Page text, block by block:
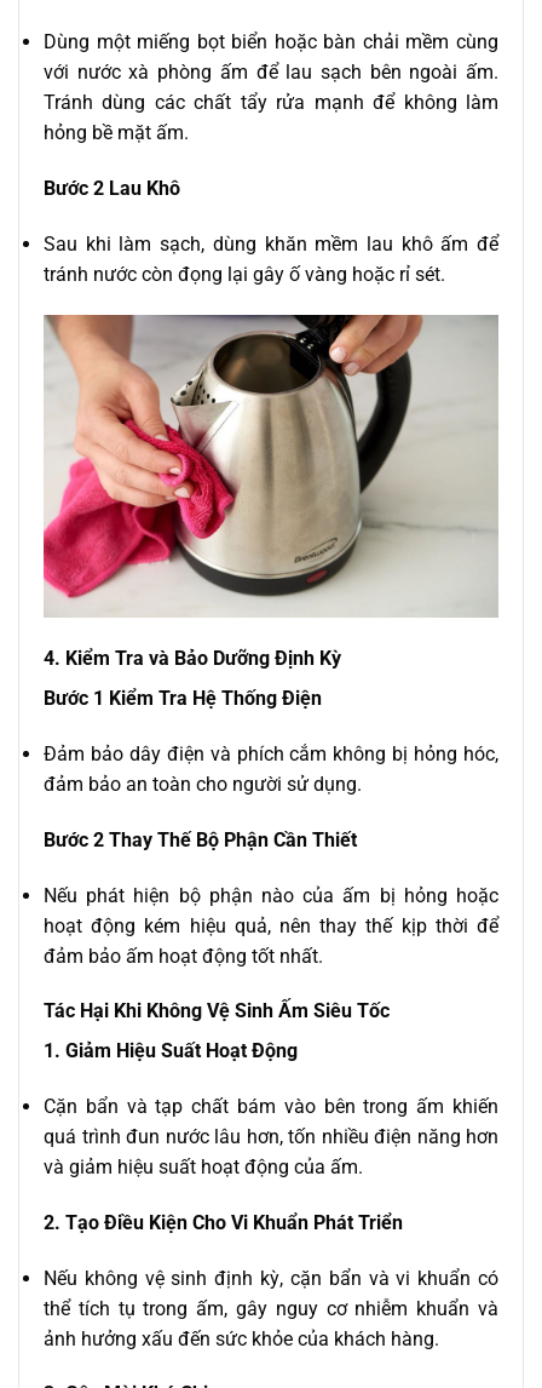
Dùng một miếng bọt biển hoặc bàn chải mềm cùng
với nước xà phòng ấm để lau sạch bên ngoài ấm.
Tránh dùng các chất tẩy rửa mạnh để không làm
hỏng bề mặt ấm.
Bước 2 Lau Khô
Sau khi làm sạch, dùng khăn mềm lau khô ấm để
tránh nước còn đọng lại gây ố vàng hoặc rỉ sét.
4. Kiểm Tra và Bảo Dưỡng Định Kỳ
Bước 1 Kiểm Tra Hệ Thống Điện
Đảm bảo dây điện và phích cắm không bị hỏng hóc,
đảm bảo an toàn cho người sử dụng.
Bước 2 Thay Thế Bộ Phận Cần Thiết
Nếu phát hiện bộ phận nào của ấm bị hỏng hoặc
hoạt động kém hiệu quả, nên thay thế kịp thời để
đảm bảo ấm hoạt động tốt nhất.
Tác Hại Khi Không Vệ Sinh Ấm Siêu Tốc
1. Giảm Hiệu Suất Hoạt Động
Cặn bẩn và tạp chất bám vào bên trong ấm khiến
quá trình đun nước lâu hơn, tốn nhiều điện năng hơn
và giảm hiệu suất hoạt động của ấm.
2. Tạo Điều Kiện Cho Vi Khuẩn Phát Triển
Nếu không vệ sinh định kỳ, cặn bẩn và vi khuẩn có
thể tích tụ trong ấm, gây nguy cơ nhiễm khuẩn và
ảnh hưởng xấu đến sức khỏe của khách hàng.